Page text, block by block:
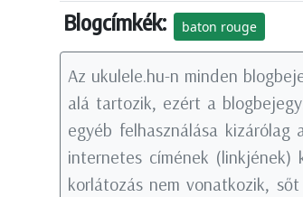
Blogcímkék: baton rouge
Az ukulele.hu-n minden
alá tartozik, ezért a
egyéb felhasználása kizárólag
internetes címének (linkjének)
korlátozás nem vonatkozik,